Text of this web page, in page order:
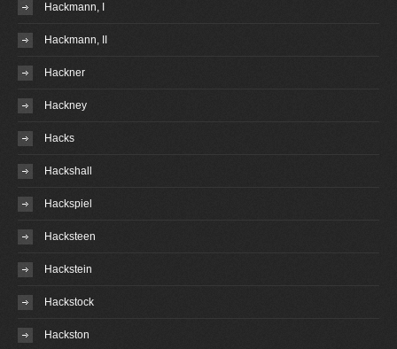
Hackmann, I
Hackmann, II
Hackner
Hackney
Hacks
Hackshall
Hackspiel
Hacksteen
Hackstein
Hackstock
Hackston